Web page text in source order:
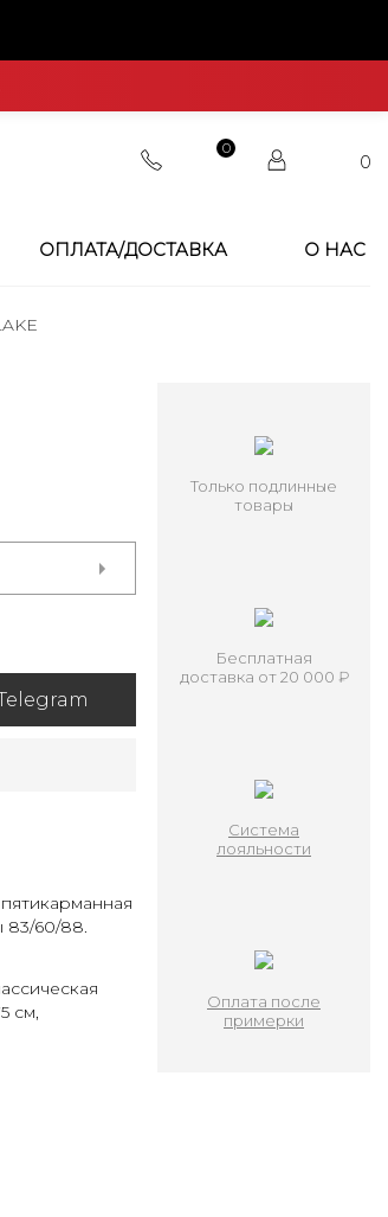
0
0
ОПЛАТА/ДОСТАВКА О НАС
83/60/88.
см,
Только подлинные
товары
Бесплатная
доставка от 20 000 ₽
Система
лояльности
Оплата после
примерки